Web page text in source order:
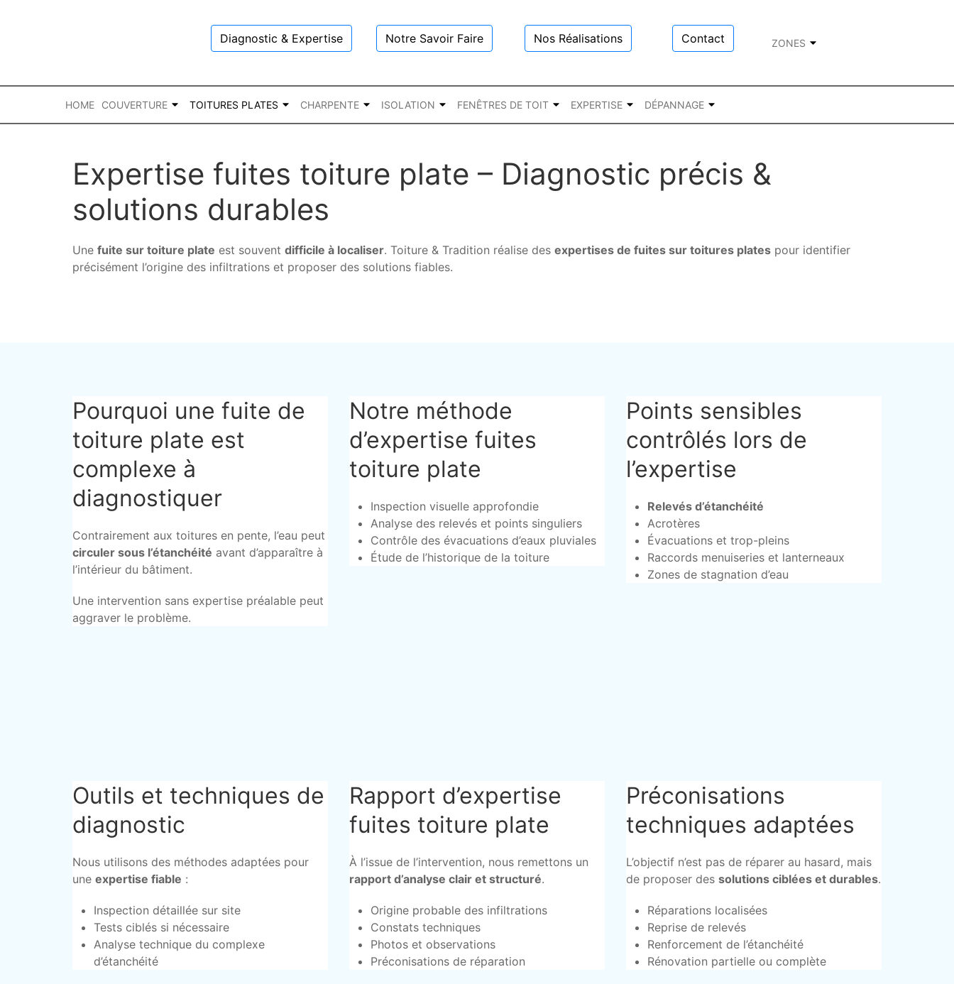
Diagnostic & Expertise Notre Savoir Faire Nos Réalisations Contact ZONES
HOME COUVERTURE TOITURES PLATES CHARPENTE ISOLATION FENÊTRES DE TOIT EXPERTISE DÉPANNAGE
Expertise fuites toiture plate – Diagnostic précis &
solutions durables
Une fuite sur toiture plate est souvent difficile à localiser. Toiture & Tradition réalise des expertises de fuites sur toitures plates pour identifier
précisément l’origine des infiltrations et proposer des solutions fiables.
Pourquoi une fuite de
toiture plate est
complexe à
diagnostiquer
Contrairement aux toitures en pente, l’eau peut
circuler sous l’étanchéité avant d’apparaître à
l’intérieur du bâtiment.
Une intervention sans expertise préalable peut
aggraver le problème.
Notre méthode
d’expertise fuites
toiture plate
Inspection visuelle approfondie
Analyse des relevés et points singuliers
Contrôle des évacuations d’eaux pluviales
Étude de l’historique de la toiture
Points sensibles
contrôlés lors de
l’expertise
Relevés d’étanchéité
Acrotères
Évacuations et trop-pleins
Raccords menuiseries et lanterneaux
Zones de stagnation d’eau
Outils et techniques de
diagnostic
Nous utilisons des méthodes adaptées pour
une expertise fiable :
Inspection détaillée sur site
Tests ciblés si nécessaire
Analyse technique du complexe
d’étanchéité
Rapport d’expertise
fuites toiture plate
À l’issue de l’intervention, nous remettons un
rapport d’analyse clair et structuré.
Origine probable des infiltrations
Constats techniques
Photos et observations
Préconisations de réparation
Préconisations
techniques adaptées
L’objectif n’est pas de réparer au hasard, mais
de proposer des solutions ciblées et durables.
Réparations localisées
Reprise de relevés
Renforcement de l’étanchéité
Rénovation partielle ou complète